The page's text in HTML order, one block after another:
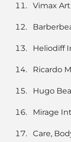
Vimax
Heliodiff
Ricardo
Hugo
Mirage
Care,